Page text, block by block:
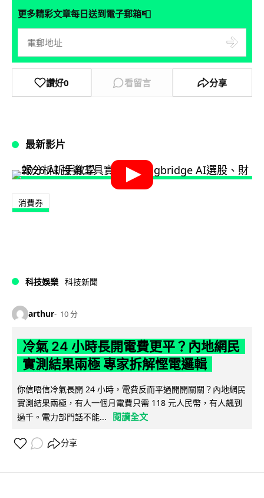
更多精彩文章每日送到電子郵箱📮
讚好0 看留言 分享
最新影片
消費券
科技娛樂 科技新聞
arthur 10 分
冷氣 24 小時長開電費更平？內地網民
實測結果兩極 專家拆解慳電邏輯
你信唔信冷氣長開 24 小時，電費反而平過開開關關？內地網民
實測結果兩極，有人一個月電費只需 118 元人民幣，有人飆到
過千。電力部門話不能...
閱讀全文
分享